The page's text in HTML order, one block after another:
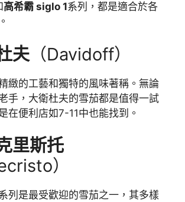
高希霸 siglo 1系列，都是適合於各
夫 （Davidoff）
緻的工藝和獨特的風味著稱。無論
手，大衛杜夫的雪茄都是值得一試
在便利店如7-11中也能找到。
里斯托
）
列是最受歡迎的雪茄之一，其多樣